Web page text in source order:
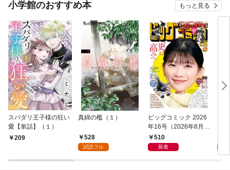
小学館のおすすめ本 もっと見る
スパダリ王子様の狂い
愛【単話】（１）
209
真綿の檻（１）
528
試読フル
ビッグコミック 2026
年16号（2026年8月7
日発売）
510
新着